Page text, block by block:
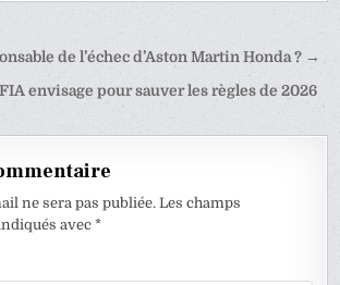
de l’échec d’Aston Martin Honda ? →
envisage pour sauver les règles de 2026
ne sera pas publiée. Les champs
avec*